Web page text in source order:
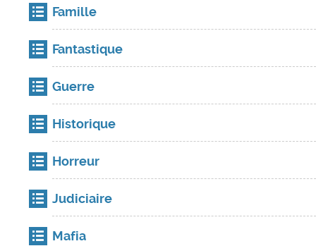
Famille
Fantastique
Guerre
Historique
Horreur
Judiciaire
Mafia